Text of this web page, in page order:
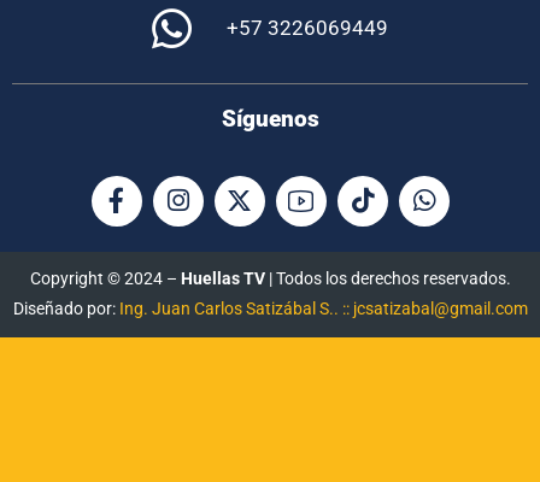
+57 3226069449
Síguenos
Copyright © 2024 – Huellas TV| Todos los derechos reservados.
Diseñado por: Ing. Juan Carlos Satizábal S.. :: jcsatizabal@gmail.com